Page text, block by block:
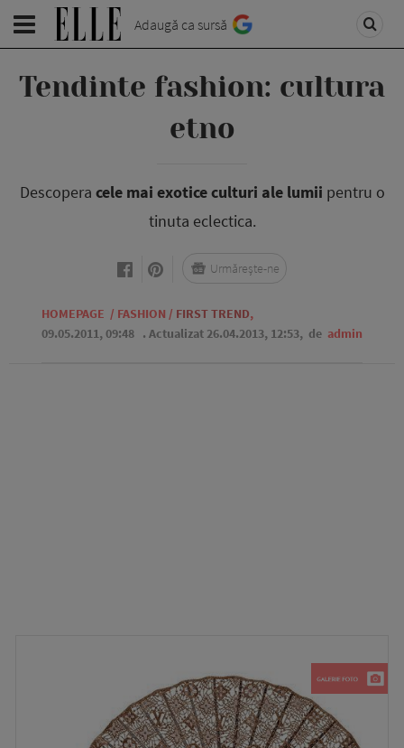
Adaugă ca sursă
Tendinte fashion: cultura
etno
Descopera cele mai exotice culturi ale lumii pentru o
tinuta eclectica.
HOMEPAGE / FASHION / FIRST TREND,
09.05.2011, 09:48 . Actualizat 26.04.2013, 12:53, de admin
Urmărește-ne